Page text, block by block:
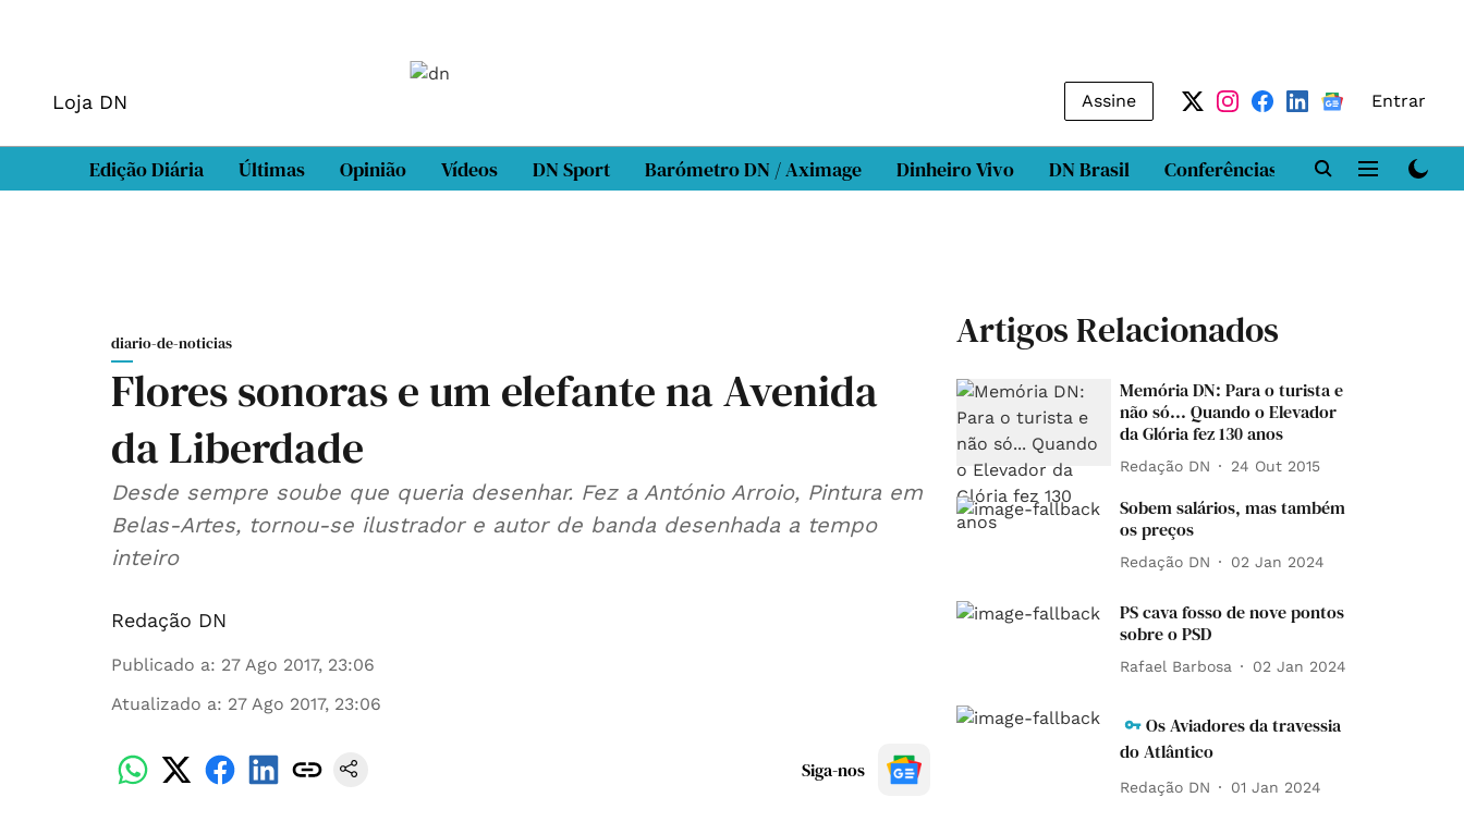
Loja DN Assine Entrar
Edição Diária Últimas Opinião Vídeos DN Sport Barómetro DN / Aximage Dinheiro Vivo DN Brasil Conferências DN LAB
diario-de-noticias
Flores sonoras e um elefante na Avenida
da Liberdade
Desde sempre soube que queria desenhar. Fez a António Arroio, Pintura em
Belas-Artes, tornou-se ilustrador e autor de banda desenhada a tempo
inteiro
Redação DN
Publicado a: 27 Ago 2017, 23:06
Atualizado a: 27 Ago 2017, 23:06
Siga-nos
Artigos Relacionados
Memória DN: Para o turista e
não só... Quando o Elevador
da Glória fez 130 anos
Redação DN 24 Out 2015
Sobem salários, mas também
os preços
Redação DN 02 Jan 2024
PS cava fosso de nove pontos
sobre o PSD
Rafael Barbosa 02 Jan 2024
Os Aviadores da travessia
do Atlântico
Redação DN 01 Jan 2024